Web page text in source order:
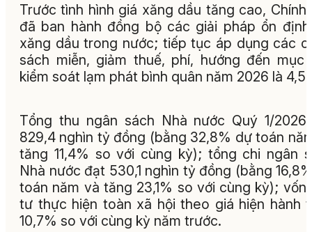
Trước tình hình giá xăng dầu tăng cao, Chính
đã ban hành đồng bộ các giải pháp ổn
xăng dầu trong nước; tiếp tục áp dụng các
sách miễn, giảm thuế, phí, hướng đến mục
kiểm soát lạm phát bình quân năm 2026 là
Tổng thu ngân sách Nhà nước Quý 1/
829,4 nghìn tỷ đồng (bằng 32,8% dự toán
tăng 11,4% so với cùng kỳ); tổng chi ngân
Nhà nước đạt 530,1 nghìn tỷ đồng (bằng
toán năm và tăng 23,1% so với cùng kỳ); vốn
tư thực hiện toàn xã hội theo giá hiện hành
10,7% so với cùng kỳ năm trước.